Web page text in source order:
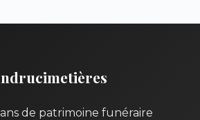
de patrimoine funéraire